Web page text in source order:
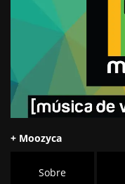
+ Moozyca
Sobre